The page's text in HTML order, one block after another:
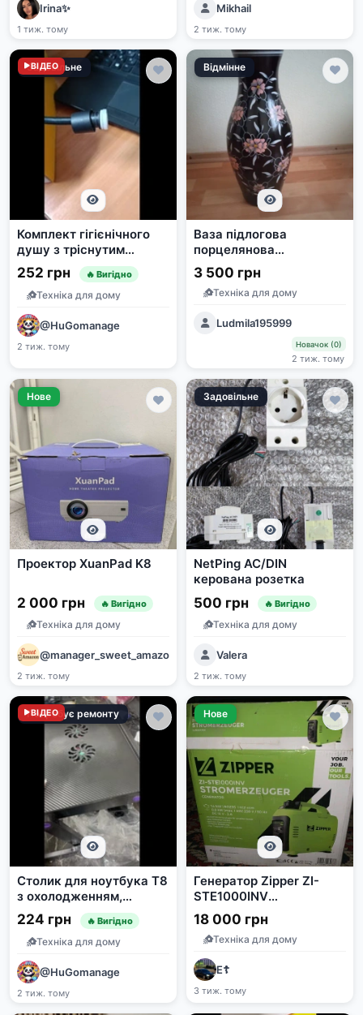
Irina✨
1 тиж. тому
Mikhail
2 тиж. тому
Задовільне
ВІДЕО
Комплект гігієнічного
душу з тріснутим
з'єднанням шлангу
252 грн 🔥 Вигідно
Техніка для дому
@HuGomanage
2 тиж. тому
Відмінне
Ваза підлогова
порцелянова
кобальтова
3 500 грн
Техніка для дому
Ludmila195999
Новачок (0)
2 тиж. тому
Нове
Проектор XuanPad K8
2 000 грн 🔥 Вигідно
Техніка для дому
@manager_sweet_amazon
2 тиж. тому
Задовільне
NetPing AC/DIN
керована розетка
500 грн 🔥 Вигідно
Техніка для дому
Valera
2 тиж. тому
Потребує ремонту
ВІДЕО
Столик для ноутбука T8
з охолодженням,
розкладний
224 грн 🔥 Вигідно
Техніка для дому
@HuGomanage
2 тиж. тому
Нове
Генератор Zipper ZI-
STE1000INV
STROMERZEUGER 1.4 kW
18 000 грн
Техніка для дому
E☦️
3 тиж. тому